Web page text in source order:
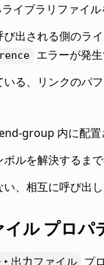
イブラリファイル
出される側のラ
エラーが発
る、リンクのパ
group 内に配置
ルを解決するまで
、相互に呼び出
イル プロパ
出力ファイル プ